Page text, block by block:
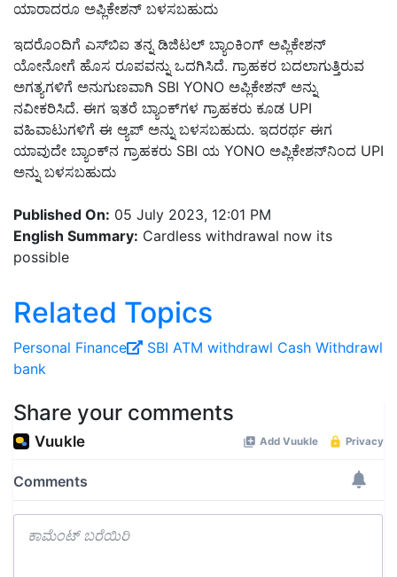
ಯಾರಾದರೂ ಅಪ್ಲಿಕೇಶನ್ ಬಳಸಬಹುದು
ಇದರೊಂದಿಗೆ ಎಸ್‌ಬಿಐ ತನ್ನ ಡಿಜಿಟಲ್ ಬ್ಯಾಂಕಿಂಗ್ ಅಪ್ಲಿಕೇಶನ್
ಯೋನೋಗೆ ಹೊಸ ರೂಪವನ್ನು ಒದಗಿಸಿದೆ. ಗ್ರಾಹಕರ ಬದಲಾಗುತ್ತಿರುವ
ಅಗತ್ಯಗಳಿಗೆ ಅನುಗುಣವಾಗಿ SBI YONO ಅಪ್ಲಿಕೇಶನ್ ಅನ್ನು
ನವೀಕರಿಸಿದೆ. ಈಗ ಇತರೆ ಬ್ಯಾಂಕ್‌ಗಳ ಗ್ರಾಹಕರು ಕೂಡ UPI
ವಹಿವಾಟುಗಳಿಗೆ ಈ ಆ್ಯಪ್ ಅನ್ನು ಬಳಸಬಹುದು. ಇದರರ್ಥ ಈಗ
ಯಾವುದೇ ಬ್ಯಾಂಕ್‌ನ ಗ್ರಾಹಕರು SBI ಯ YONO ಅಪ್ಲಿಕೇಶನ್‌ನಿಂದ UPI
ಅನ್ನು ಬಳಸಬಹುದು
Published On: 05 July 2023, 12:01 PM
English Summary: Cardless withdrawal now its
possible
Related Topics
Personal Finance SBI ATM withdrawl Cash Withdrawl
bank
Share your comments